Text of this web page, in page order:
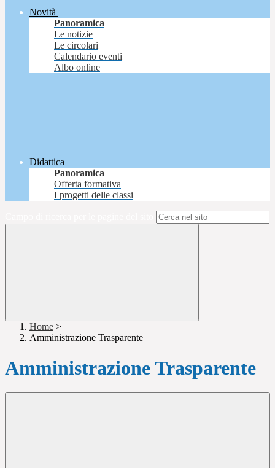
Novità
Panoramica
Le notizie
Le circolari
Calendario eventi
Albo online
Didattica
Panoramica
Offerta formativa
I progetti delle classi
Home >
Amministrazione Trasparente
Amministrazione Trasparente